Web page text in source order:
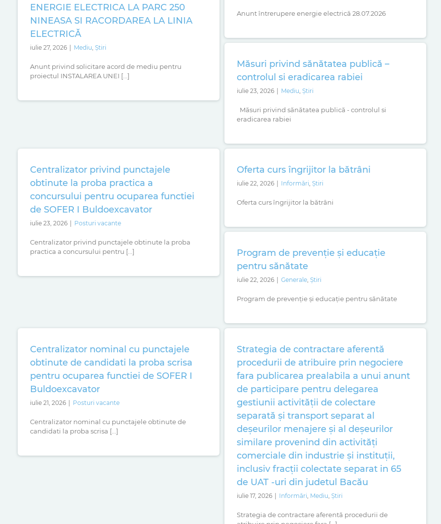
ENERGIE ELECTRICA LA PARC 250
NINEASA SI RACORDAREA LA LINIA
ELECTRICĂ
iulie 27, 2026 Mediu,Știri
Anunt privind solicitare acord de mediu pentru
proiectul INSTALAREA UNEI [...]
Anunt întrerupere energie electrică 28.07.2026
Măsuri privind sănătatea publică –
controlul si eradicarea rabiei
iulie 23, 2026 Mediu,Știri
Măsuri privind sănătatea publică - controlul si
eradicarea rabiei
Centralizator privind punctajele
obtinute la proba practica a
concursului pentru ocuparea functiei
de SOFER I Buldoexcavator
iulie 23, 2026 Posturi vacante
Centralizator privind punctajele obtinute la proba
practica a concursului pentru [...]
Oferta curs îngrijitor la bătrâni
iulie 22, 2026 Informări,Știri
Oferta curs îngrijitor la bătrâni
Program de prevenție și educație
pentru sănătate
iulie 22, 2026 Generale,Știri
Program de prevenție și educație pentru sănătate
Centralizator nominal cu punctajele
obtinute de candidati la proba scrisa
pentru ocuparea functiei de SOFER I
Buldoexcavator
iulie 21, 2026 Posturi vacante
Centralizator nominal cu punctajele obtinute de
candidati la proba scrisa [...]
Strategia de contractare aferentă
procedurii de atribuire prin negociere
fara publicarea prealabila a unui anunt
de participare pentru delegarea
gestiunii activității de colectare
separată și transport separat al
deșeurilor menajere și al deșeurilor
similare provenind din activități
comerciale din industrie și instituții,
inclusiv fracții colectate separat in 65
de UAT -uri din judetul Bacău
iulie 17, 2026 Informări, Mediu,Știri
Strategia de contractare aferentă procedurii de